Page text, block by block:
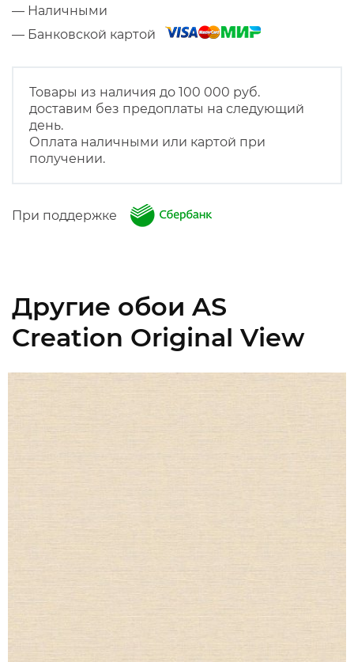
— Наличными
— Банковской картой
Товары из наличия до 100 000 руб.
доставим без предоплаты на следующий
день.
Оплата наличными или картой при
получении.
При поддержке
Другие обои AS
Creation Original View